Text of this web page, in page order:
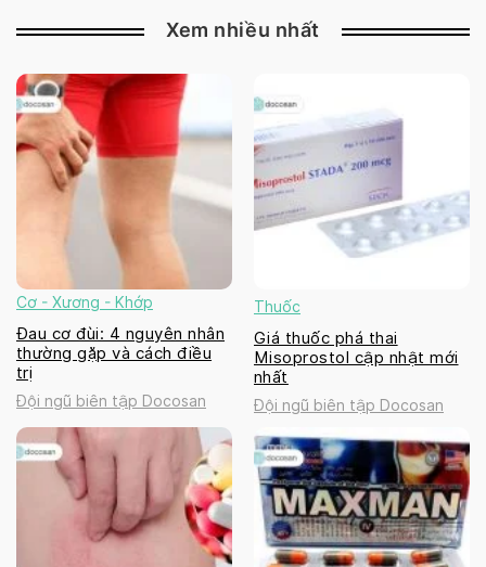
Xem nhiều nhất
Cơ - Xương - Khớp
Đau cơ đùi: 4 nguyên nhân
thường gặp và cách điều
trị
Đội ngũ biên tập Docosan
Thuốc
Giá thuốc phá thai
Misoprostol cập nhật mới
nhất
Đội ngũ biên tập Docosan